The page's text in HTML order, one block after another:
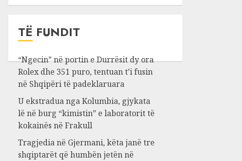
TË FUNDIT
“Ngecin” në portin e Durrësit dy ora
Rolex dhe 351 puro, tentuan t’i fusin
në Shqipëri të padeklaruara
U ekstradua nga Kolumbia, gjykata
lë në burg “kimistin” e laboratorit të
kokainës në Frakull
Tragjedia në Gjermani, këta janë tre
shqiptarët që humbën jetën në